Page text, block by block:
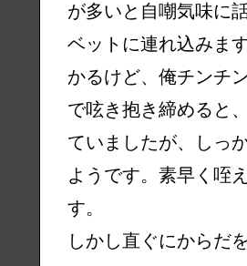
が多いと自嘲気味に
ベットに連れ込みま
かるけど、俺チンチ
で呟き抱き締めると
ていましたが、しっ
ようです。素早く咥
す。
しかし直ぐにからだ